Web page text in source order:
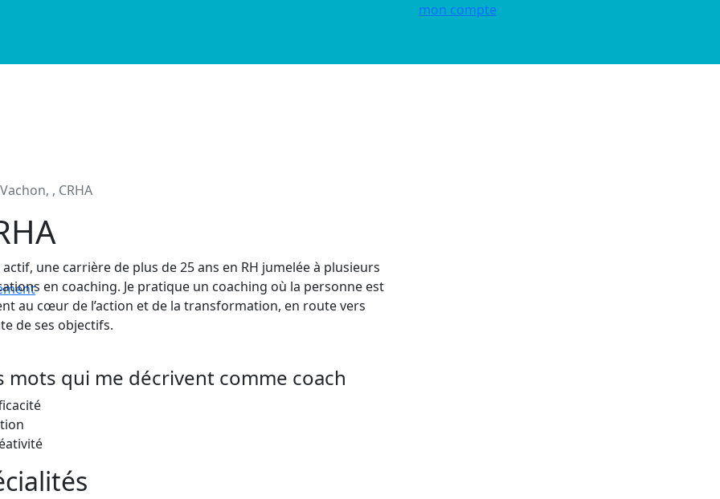
mon compte
, CRHA
une carrière de plus de 25 ans en RH jumelée à plusieurs
en coaching. Je pratique un coaching où la personne est
au cœur de l’action et de la transformation, en route vers
de ses objectifs.
mots qui me décrivent comme coach